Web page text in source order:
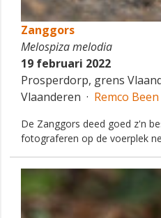
Zanggors
Melospiza melodia
19 februari 2022
Prosperdorp, grens
Vlaanderen · Remco Been
De Zanggors deed goed z'n
fotograferen op de voerplek